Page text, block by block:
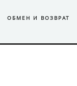
ОБМЕН И ВОЗВРАТ